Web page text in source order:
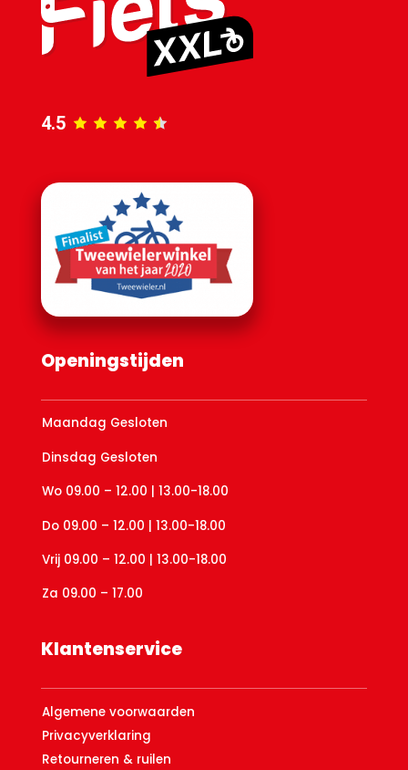
4.5
Openingstijden
Maandag Gesloten
Dinsdag Gesloten
Wo 09.00 – 12.00 | 13.00-18.00
Do 09.00 – 12.00 | 13.00-18.00
Vrij 09.00 – 12.00 | 13.00-18.00
Za 09.00 – 17.00
Klantenservice
Algemene voorwaarden
Privacyverklaring
Retourneren & ruilen